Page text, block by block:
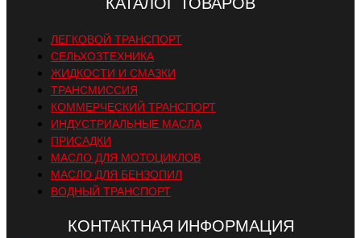
ЛЕГКОВОЙ ТРАНСПОРТ
СЕЛЬХОЗТЕХНИКА
ЖИДКОСТИ И СМАЗКИ
ТРАНСМИССИЯ
КОММЕРЧЕСКИЙ ТРАНСПОРТ
ИНДУСТРИАЛЬНЫЕ МАСЛА
ПРИСАДКИ
МАСЛО ДЛЯ МОТОЦИКЛОВ
МАСЛО ДЛЯ БЕНЗОПИЛ
ВОДНЫЙ ТРАНСПОРТ
КОНТАКТНАЯ ИНФОРМАЦИЯ